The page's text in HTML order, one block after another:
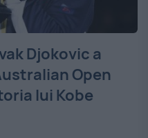
Djokovic a
Open
lui Kobe